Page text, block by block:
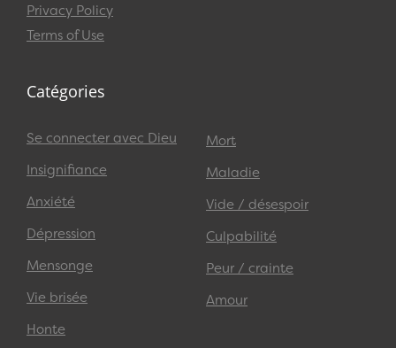
Privacy Policy
Terms of Use
Catégories
Se connecter avec Dieu
Insignifiance
Anxiété
Dépression
Mensonge
Vie brisée
Honte
Mort
Maladie
Vide / désespoir
Culpabilité
Peur / crainte
Amour